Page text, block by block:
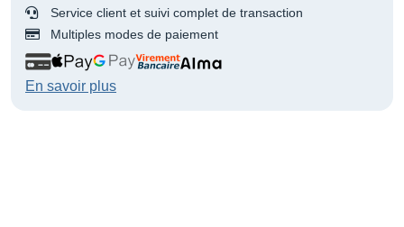
Service client et suivi complet de transaction
Multiples modes de paiement
En savoir plus